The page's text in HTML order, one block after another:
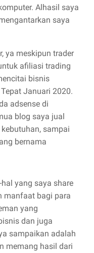
Alhasil saya
saya
ya meskipun trader
afiliasi trading
bisnis
Januari 2020.
adsense di
blog saya jual
sampai
bernama
yang saya share
manfaat bagi para
yang
dan juga
sampaikan adalah
memang hasil dari